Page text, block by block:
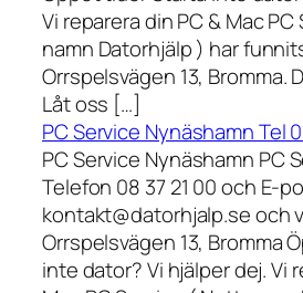
Vi reparera din PC & Mac
namn Datorhjälp ) har
Orrspelsvägen 13, Bromma.
Låt oss […]
PC Service Nynäshamn Tel
PC Service Nynäshamn PC
Telefon 08 37 21 00 och E-
kontakt@datorhjalp.se och
Orrspelsvägen 13, Bromma
inte dator? Vi hjälper dej. Vi